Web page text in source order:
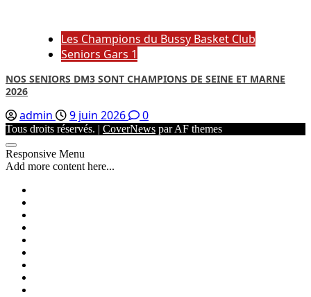
Les Champions du Bussy Basket Club
Seniors Gars 1
NOS SENIORS DM3 SONT CHAMPIONS DE SEINE ET MARNE
2026
admin 9 juin 2026 0
Tous droits réservés. | CoverNews par AF themes
Responsive Menu
Add more content here...